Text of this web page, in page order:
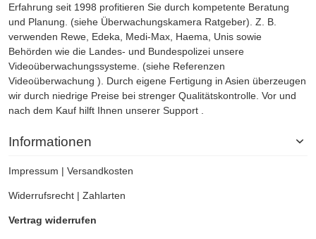
Erfahrung seit 1998 profitieren Sie durch kompetente Beratung
und Planung. (siehe Überwachungskamera Ratgeber). Z. B.
verwenden Rewe, Edeka, Medi-Max, Haema, Unis sowie
Behörden wie die Landes- und Bundespolizei unsere
Videoüberwachungssysteme. (siehe Referenzen
Videoüberwachung ). Durch eigene Fertigung in Asien überzeugen
wir durch niedrige Preise bei strenger Qualitätskontrolle. Vor und
nach dem Kauf hilft Ihnen unserer Support .
Informationen
Impressum | Versandkosten
Widerrufsrecht | Zahlarten
Vertrag widerrufen